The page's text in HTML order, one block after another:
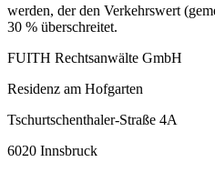
werden, der den Verkehrswert
30 % überschreitet.
FUITH Rechtsanwälte GmbH
Residenz am Hofgarten
Tschurtschenthaler-Straße 4A
6020 Innsbruck